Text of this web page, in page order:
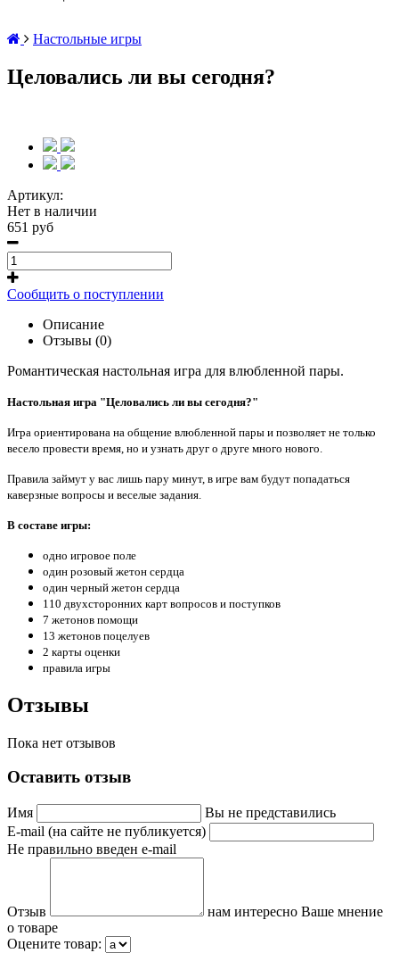
Настольные игры
Целовались ли вы сегодня?
Артикул:
Нет в наличии
651 руб
Сообщить о поступлении
Описание
Отзывы (0)
Романтическая настольная игра для влюбленной пары.
Настольная игра "Целовались ли вы сегодня?"
Игра ориентирована на общение влюбленной пары и позволяет не только
весело провести время, но и узнать друг о друге много нового.
Правила займут у вас лишь пару минут, в игре вам будут попадаться
каверзные вопросы и веселые задания.
В составе игры:
одно игровое поле
один розовый жетон сердца
один черный жетон сердца
110 двухсторонних карт вопросов и поступков
7 жетонов помощи
13 жетонов поцелуев
2 карты оценки
правила игры
Отзывы
Пока нет отзывов
Оставить отзыв
Имя
Вы не представились
E-mail (на сайте не публикуется)
Не правильно введен e-mail
Отзыв
нам интересно Ваше мнение
о товаре
Оцените товар: